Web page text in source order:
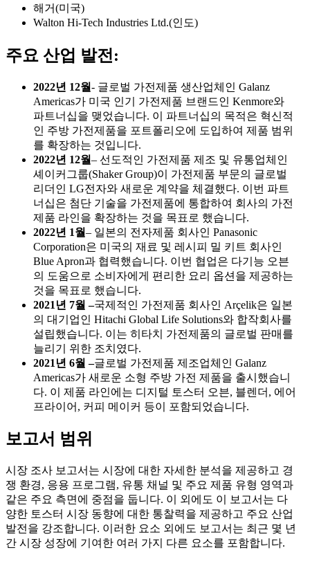
해거(미국)
Walton Hi-Tech Industries Ltd.(인도)
주요 산업 발전:
2022년 12월- 글로벌 가전제품 생산업체인 Galanz
Americas가 미국 인기 가전제품 브랜드인 Kenmore와
파트너십을 맺었습니다. 이 파트너십의 목적은 혁신적
인 주방 가전제품을 포트폴리오에 도입하여 제품 범위
를 확장하는 것입니다.
2022년 12월– 선도적인 가전제품 제조 및 유통업체인
셰이커그룹(Shaker Group)이 가전제품 부문의 글로벌
리더인 LG전자와 새로운 계약을 체결했다. 이번 파트
너십은 첨단 기술을 가전제품에 통합하여 회사의 가전
제품 라인을 확장하는 것을 목표로 했습니다.
2022년 1월– 일본의 전자제품 회사인 Panasonic
Corporation은 미국의 재료 및 레시피 밀 키트 회사인
Blue Apron과 협력했습니다. 이번 협업은 다기능 오븐
의 도움으로 소비자에게 편리한 요리 옵션을 제공하는
것을 목표로 했습니다.
2021년 7월 –국제적인 가전제품 회사인 Arçelik은 일본
의 대기업인 Hitachi Global Life Solutions와 합작회사를
설립했습니다. 이는 히타치 가전제품의 글로벌 판매를
늘리기 위한 조치였다.
2021년 6월 –글로벌 가전제품 제조업체인 Galanz
Americas가 새로운 소형 주방 ​​가전 제품을 출시했습니
다. 이 제품 라인에는 디지털 토스터 오븐, 블렌더, 에어
프라이어, 커피 메이커 등이 포함되었습니다.
보고서 범위
시장 조사 보고서는 시장에 대한 자세한 분석을 제공하고 경
쟁 환경, 응용 프로그램, 유통 채널 및 주요 제품 유형 영역과
같은 주요 측면에 중점을 둡니다. 이 외에도 이 보고서는 다
양한 토스터 시장 동향에 대한 통찰력을 제공하고 주요 산업
발전을 강조합니다. 이러한 요소 외에도 보고서는 최근 몇 년
간 시장 성장에 기여한 여러 가지 다른 요소를 포함합니다.